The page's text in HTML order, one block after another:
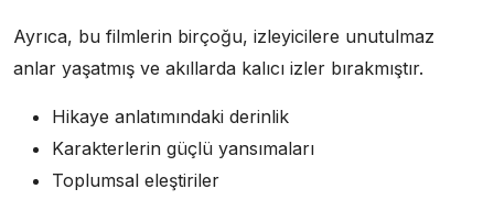
Ayrıca, bu filmlerin birçoğu, izleyicilere unutulmaz
anlar yaşatmış ve akıllarda kalıcı izler bırakmıştır.
Hikaye anlatımındaki derinlik
Karakterlerin güçlü yansımaları
Toplumsal eleştiriler